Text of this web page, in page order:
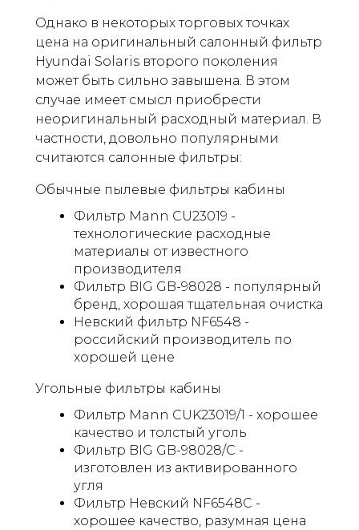
Однако в некоторых торговых точках
цена на оригинальный салонный фильтр
Hyundai Solaris второго поколения
может быть сильно завышена. В этом
случае имеет смысл приобрести
неоригинальный расходный материал. В
частности, довольно популярными
считаются салонные фильтры:
Обычные пылевые фильтры кабины
Фильтр Mann CU23019 -
технологические расходные
материалы от известного
производителя
Фильтр BIG GB-98028 - популярный
бренд, хорошая тщательная очистка
Невский фильтр NF6548 -
российский производитель по
хорошей цене
Угольные фильтры кабины
Фильтр Mann CUK23019/1 - хорошее
качество и толстый уголь
Фильтр BIG GB-98028/C -
изготовлен из активированного
угля
Фильтр Невский NF6548C -
хорошее качество, разумная цена